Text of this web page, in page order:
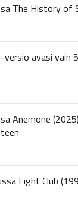
The History of
versio avasi vain
Anemone
Fight Club